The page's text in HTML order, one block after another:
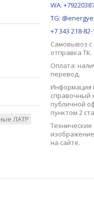
ЛАТР
WA:
TG:
+7 343 218-
Самовывоз с
отправка ТК.
Оплата:
перевод.
Информация
справочный
публичной
пунктом 2
на сайте.